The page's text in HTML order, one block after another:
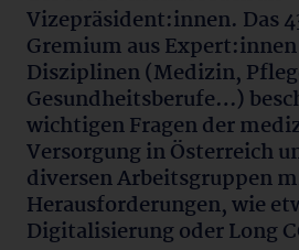
Vizepräsident:innen. Das
Gremium aus
Disziplinen (Medizin,
Gesundheitsberufe…)
wichtigen Fragen der
Versorgung in Österreich
diversen Arbeitsgruppen
Herausforderungen, wie
Digitalisierung oder Long